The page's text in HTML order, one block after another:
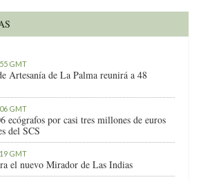
GMT
Artesanía de La Palma reunirá a 48
GMT
ecógrafos por casi tres millones de euros
del SCS
GMT
el nuevo Mirador de Las Indias